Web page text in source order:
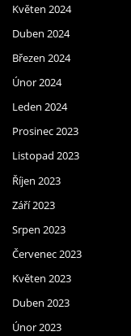
Květen 2024
Duben 2024
Březen 2024
Únor 2024
Leden 2024
Prosinec 2023
Listopad 2023
Říjen 2023
Září 2023
Srpen 2023
Červenec 2023
Květen 2023
Duben 2023
Únor 2023